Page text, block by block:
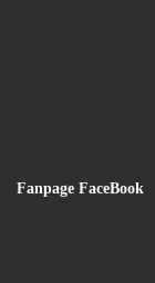
Fanpage FaceBook